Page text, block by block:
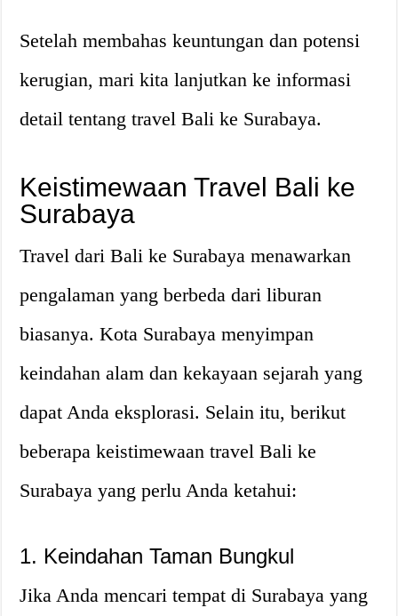
Setelah membahas keuntungan dan potensi
kerugian, mari kita lanjutkan ke informasi
detail tentang travel Bali ke Surabaya.
Keistimewaan Travel Bali ke
Surabaya
Travel dari Bali ke Surabaya menawarkan
pengalaman yang berbeda dari liburan
biasanya. Kota Surabaya menyimpan
keindahan alam dan kekayaan sejarah yang
dapat Anda eksplorasi. Selain itu, berikut
beberapa keistimewaan travel Bali ke
Surabaya yang perlu Anda ketahui:
1. Keindahan Taman Bungkul
Jika Anda mencari tempat di Surabaya yang